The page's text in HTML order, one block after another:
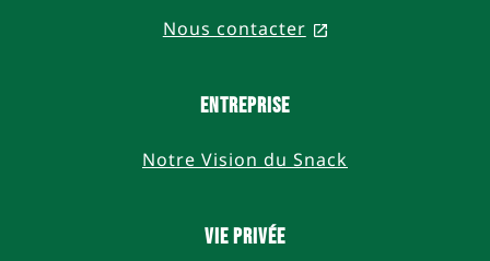
Nous contacter
Entreprise
Notre Vision du Snack
Vie privée